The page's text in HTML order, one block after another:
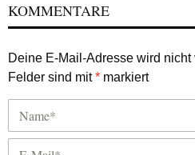
KOMMENTARE
Deine E-Mail-Adresse wird nicht
Felder sind mit* markiert